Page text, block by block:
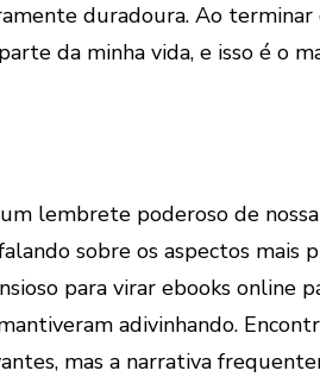
duradoura. Ao
da minha vida, e isso é o
lembrete poderoso de
sobre os aspectos mais
para virar ebooks online
adivinhando.
mas a narrativa